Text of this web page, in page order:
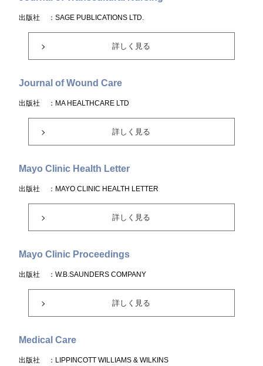
出版社 ：SAGE PUBLICATIONS LTD.
詳しく見る
Journal of Wound Care
出版社 ：MA HEALTHCARE LTD
詳しく見る
Mayo Clinic Health Letter
出版社 ：MAYO CLINIC HEALTH LETTER
詳しく見る
Mayo Clinic Proceedings
出版社 ：W.B.SAUNDERS COMPANY
詳しく見る
Medical Care
出版社 ：LIPPINCOTT WILLIAMS & WILKINS